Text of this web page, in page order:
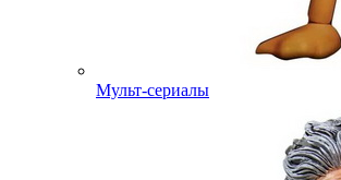
Мульт-сериалы